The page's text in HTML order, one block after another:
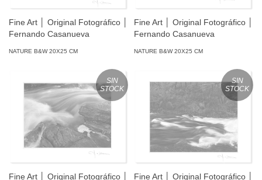
Fine Art │ Original Fotográfico │
Fernando Casanueva
NATURE B&W 20X25 CM
Fine Art │ Original Fotográfico │
Fernando Casanueva
NATURE B&W 20X25 CM
SIN
STOCK
Fine Art │ Original Fotográfico │
SIN
STOCK
Fine Art │ Original Fotográfico │